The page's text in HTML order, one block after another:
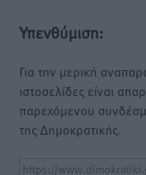
Υπενθύμιση:
Για την μερική
ιστοσελίδες είναι
παρεχόμενου
της Δημοκρατικής.